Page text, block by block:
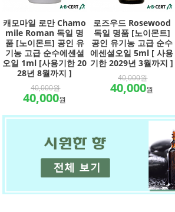
캐모마일 로만 Chamo
mile Roman 독일 명
품 [노이몬트] 공인 유
기농 고급 순수에센셜
오일 1ml [사용기한 20
28년 8월까지 ]
40,000원
40,000원
로즈우드 Rosewood
독일 명품 [노이몬트]
공인 유기농 고급 순수
에센셜오일 5ml [ 사용
기한 2029년 3월까지 ]
40,000원
40,000원